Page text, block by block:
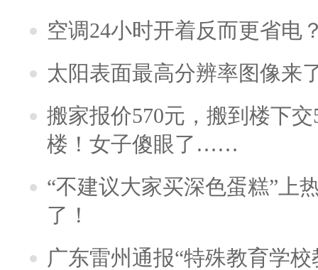
空调24小时开着反而更省电
太阳表面最高分辨率图像来
搬家报价570元，搬到楼下
楼！女子傻眼了……
“不建议大家买深色蛋糕”上
了！
广东雷州通报“特殊教育学